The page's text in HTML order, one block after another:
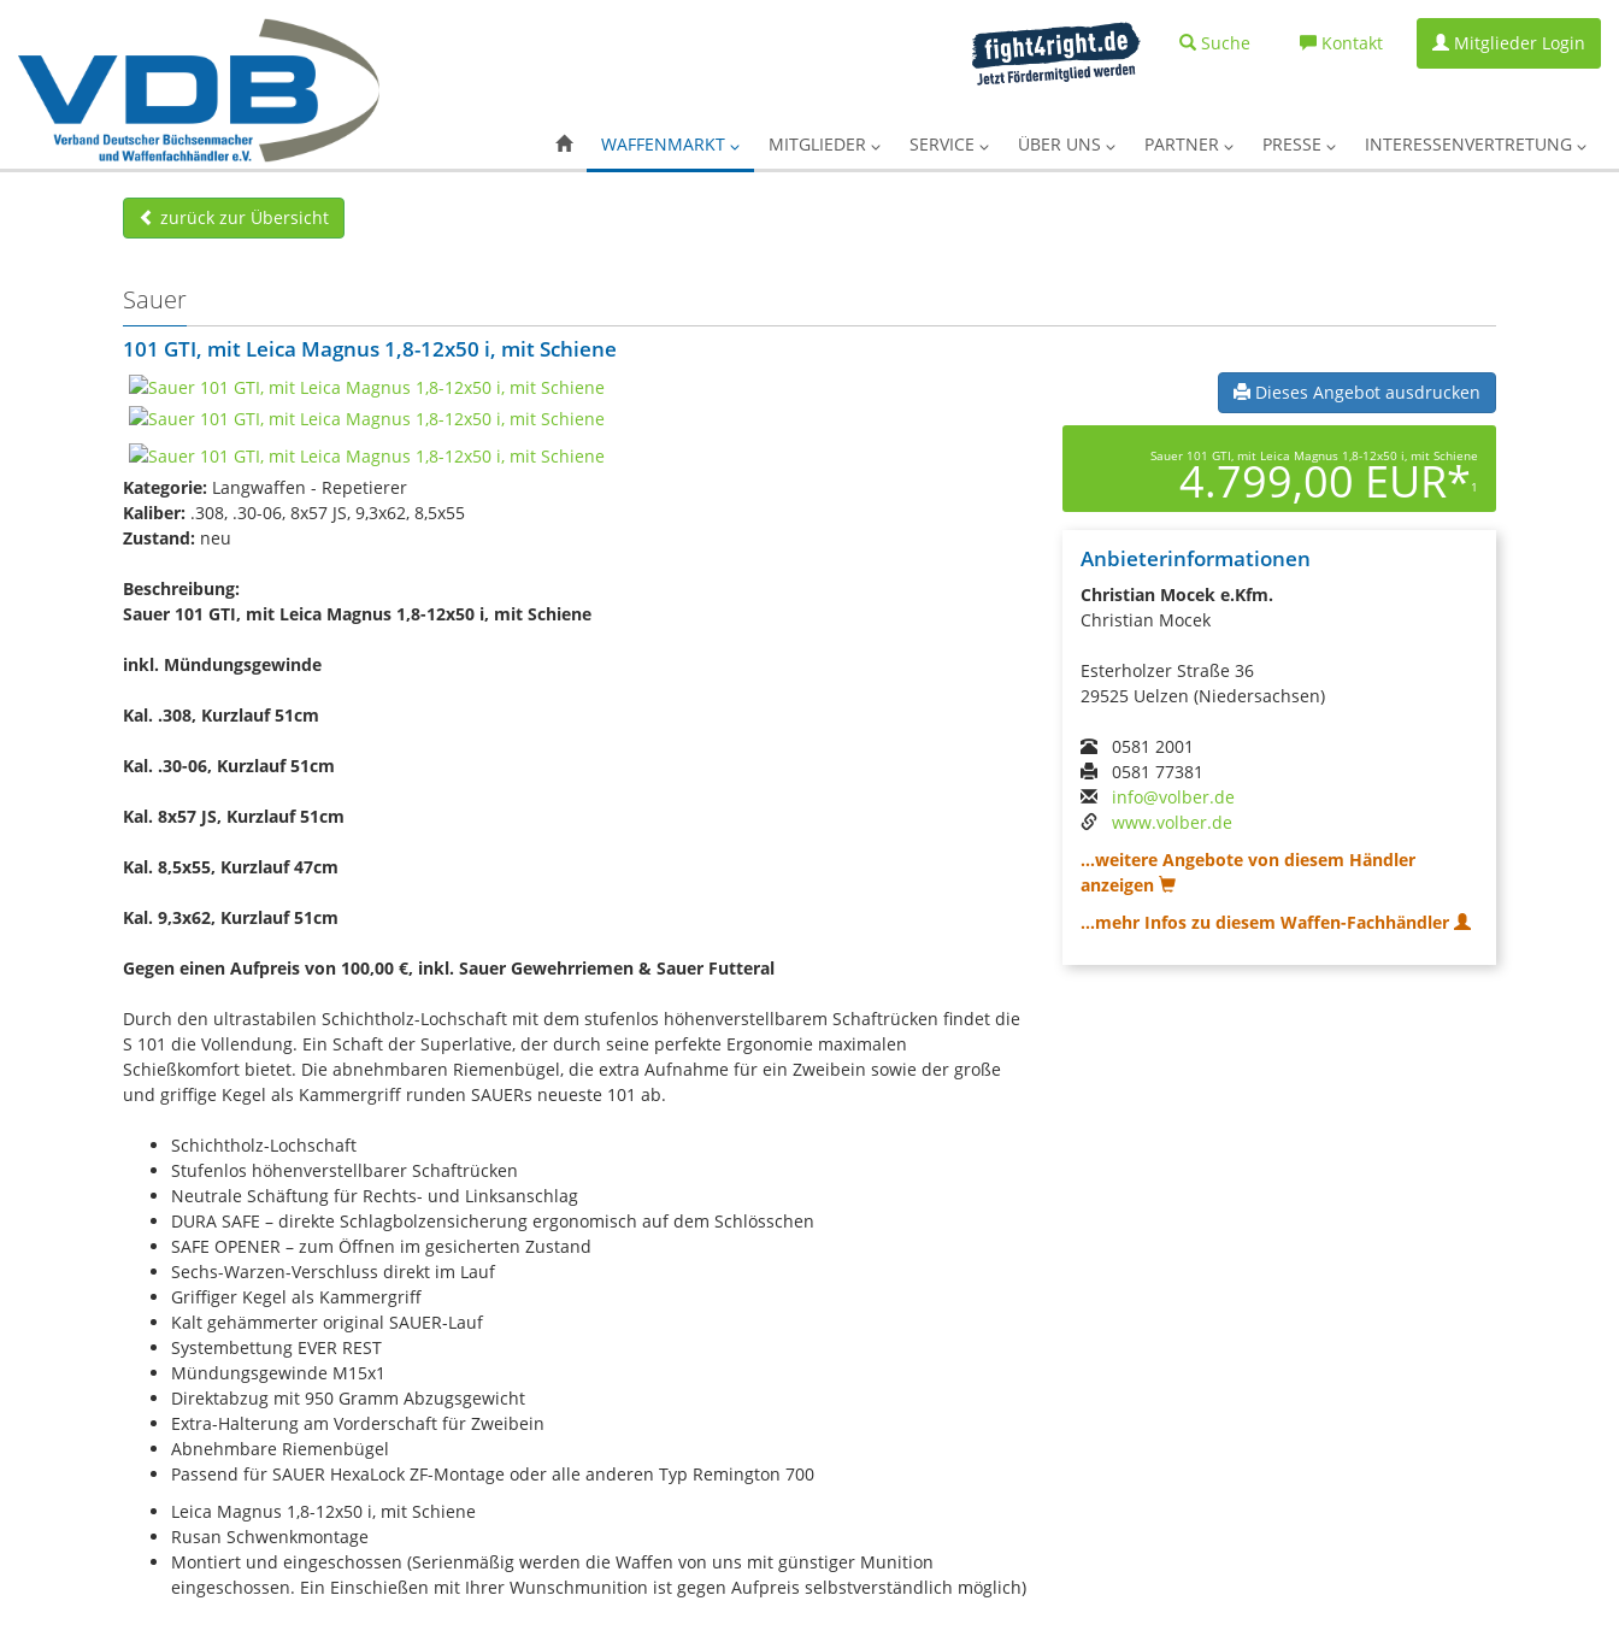
Suche Kontakt Mitglieder Login
WAFFENMARKT MITGLIEDER SERVICE ÜBER UNS PARTNER PRESSE INTERESSENVERTRETUNG
zurück zur Übersicht
Sauer
101 GTI, mit Leica Magnus 1,8-12x50 i, mit Schiene
Kategorie: Langwaffen - Repetierer
Kaliber: .308, .30-06, 8x57 JS, 9,3x62, 8,5x55
Zustand: neu
Beschreibung:
Sauer 101 GTI, mit Leica Magnus 1,8-12x50 i, mit Schiene
inkl. Mündungsgewinde
Kal. .308, Kurzlauf 51cm
Kal. .30-06, Kurzlauf 51cm
Kal. 8x57 JS, Kurzlauf 51cm
Kal. 8,5x55, Kurzlauf 47cm
Kal. 9,3x62, Kurzlauf 51cm
Gegen einen Aufpreis von 100,00 €, inkl. Sauer Gewehrriemen & Sauer Futteral
Durch den ultrastabilen Schichtholz-Lochschaft mit dem stufenlos höhenverstellbarem Schaftrücken findet die
S 101 die Vollendung. Ein Schaft der Superlative, der durch seine perfekte Ergonomie maximalen
Schießkomfort bietet. Die abnehmbaren Riemenbügel, die extra Aufnahme für ein Zweibein sowie der große
und griffige Kegel als Kammergriff runden SAUERs neueste 101 ab.
Schichtholz-Lochschaft
Stufenlos höhenverstellbarer Schaftrücken
Neutrale Schäftung für Rechts- und Linksanschlag
DURA SAFE – direkte Schlagbolzensicherung ergonomisch auf dem Schlösschen
SAFE OPENER – zum Öffnen im gesicherten Zustand
Sechs-Warzen-Verschluss direkt im Lauf
Griffiger Kegel als Kammergriff
Kalt gehämmerter original SAUER-Lauf
Systembettung EVER REST
Mündungsgewinde M15x1
Direktabzug mit 950 Gramm Abzugsgewicht
Extra-Halterung am Vorderschaft für Zweibein
Abnehmbare Riemenbügel
Passend für SAUER HexaLock ZF-Montage oder alle anderen Typ Remington 700
Leica Magnus 1,8-12x50 i, mit Schiene
Rusan Schwenkmontage
Montiert und eingeschossen (Serienmäßig werden die Waffen von uns mit günstiger Munition
eingeschossen. Ein Einschießen mit Ihrer Wunschmunition ist gegen Aufpreis selbstverständlich möglich)
Dieses Angebot ausdrucken
Sauer 101 GTI, mit Leica Magnus 1,8-12x50 i, mit Schiene
4.799,00 EUR*1
Anbieterinformationen
Christian Mocek e.Kfm.
Christian Mocek
Esterholzer Straße 36
29525 Uelzen (Niedersachsen)
0581 2001
0581 77381
info@volber.de
www.volber.de
...weitere Angebote von diesem Händler
anzeigen
...mehr Infos zu diesem Waffen-Fachhändler